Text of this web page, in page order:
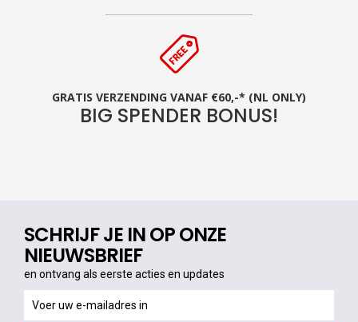
GRATIS VERZENDING VANAF €60,-* (NL ONLY)
BIG SPENDER BONUS!
SCHRIJF JE IN OP ONZE
NIEUWSBRIEF
en ontvang als eerste acties en updates
ontvang